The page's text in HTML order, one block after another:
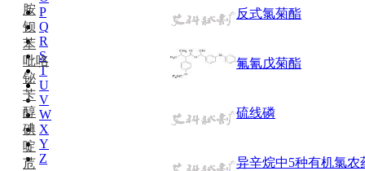
P
Q
R
S
T
U
V
W
X
Y
Z
胺
钡
苯
吡咯
铋
苄
醇
碘
啶
苊
反式氯菊酯
氟氰戊菊酯
硫线磷
异辛烷中5种有机氯农